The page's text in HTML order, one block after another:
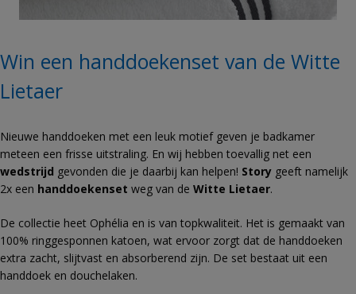
Win een handdoekenset van de Witte
Lietaer
Nieuwe handdoeken met een leuk motief geven je badkamer
meteen een frisse uitstraling. En wij hebben toevallig net een
wedstrijd gevonden die je daarbij kan helpen! Story geeft namelijk
2x een handdoekenset weg van de Witte Lietaer.
De collectie heet Ophélia en is van topkwaliteit. Het is gemaakt van
100% ringgesponnen katoen, wat ervoor zorgt dat de handdoeken
extra zacht, slijtvast en absorberend zijn. De set bestaat uit een
handdoek en douchelaken.